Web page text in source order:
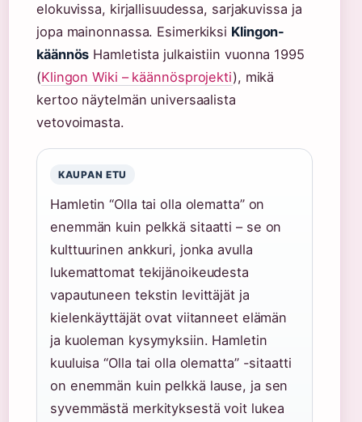
elokuvissa, kirjallisuudessa, sarjakuvissa ja
jopa mainonnassa. Esimerkiksi Klingon-
käännös Hamletista julkaistiin vuonna 1995
(Klingon Wiki – käännösprojekti), mikä
kertoo näytelmän universaalista
vetovoimasta.
KAUPAN ETU
Hamletin “Olla tai olla olematta” on
enemmän kuin pelkkä sitaatti – se on
kulttuurinen ankkuri, jonka avulla
lukemattomat tekijänoikeudesta
vapautuneen tekstin levittäjät ja
kielenkäyttäjät ovat viitanneet elämän
ja kuoleman kysymyksiin. Hamletin
kuuluisa “Olla tai olla olematta” -sitaatti
on enemmän kuin pelkkä lause, ja sen
syvemmästä merkityksestä voit lukea